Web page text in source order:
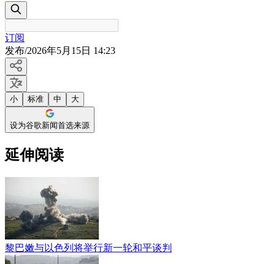
订阅
发布/2026年5月15日 14:23
小 标准 中 大
设为谷歌新闻首选来源
延伸阅读
黎巴嫩与以色列将举行新一轮和平谈判